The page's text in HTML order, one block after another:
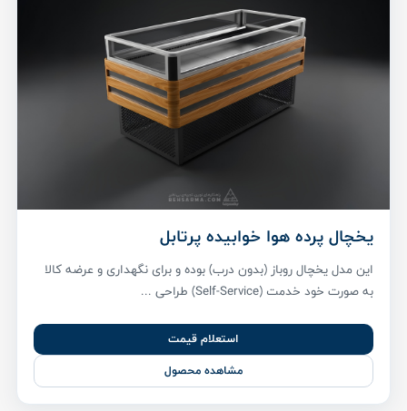
یخچال پرده هوا خوابیده پرتابل
این مدل یخچال روباز (بدون درب) بوده و برای نگهداری و عرضه کالا
به صورت خود خدمت (Self-Service) طراحی ...
استعلام قیمت
مشاهده محصول